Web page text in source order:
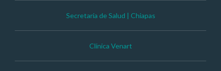
Secretaría de Salud | Chiapas
Clínica Venart